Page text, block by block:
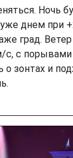
Ночь
уже днем при
град.
с, с
о зонтах и